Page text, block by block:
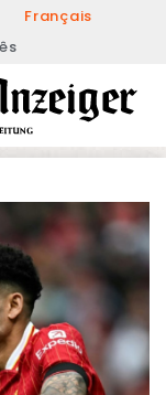
Français